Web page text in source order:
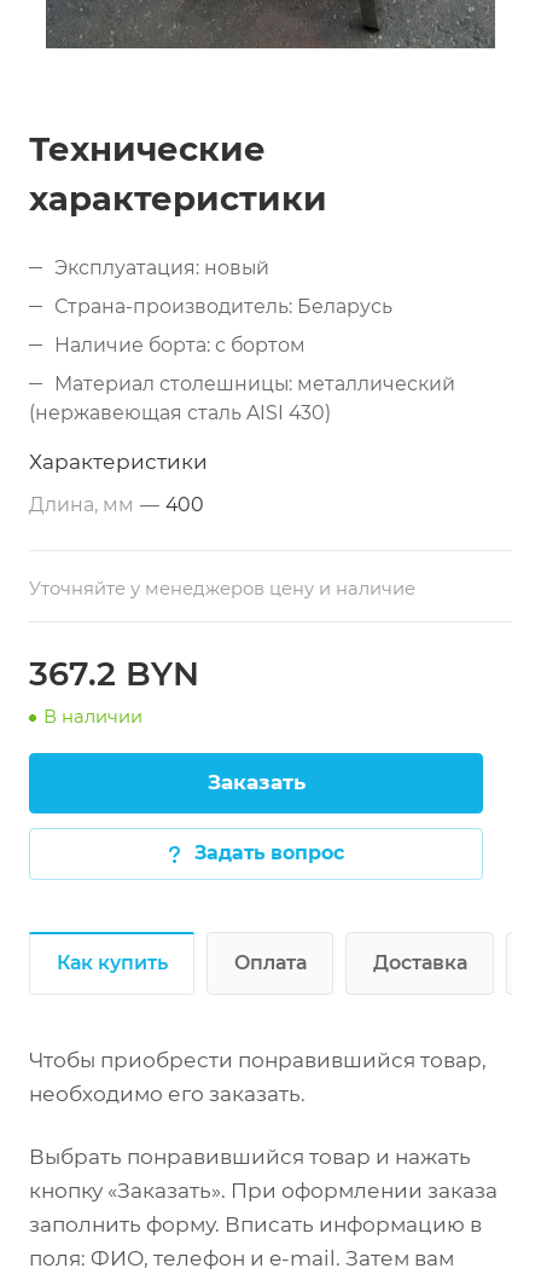
Технические
характеристики
Эксплуатация: новый
Страна-производитель: Беларусь
Наличие борта: с бортом
Материал столешницы: металлический
(нержавеющая сталь AISI 430)
нержавеющей стали
Размеры: 400х800х860 мм
Тип по назначению: разделочный
Каркас: профильная труба 40х40 мм
(нержавеющая сталь)
Толщина столешницы: 1 мм
Характеристики
Длина, мм — 400
Уточняйте у менеджеров цену и наличие
367.2 BYN
В наличии
Заказать
Задать вопрос
Как купить Оплата Доставка
Чтобы приобрести понравившийся товар,
необходимо его заказать.
Выбрать понравившийся товар и нажать
кнопку «Заказать». При оформлении заказа
заполнить форму. Вписать информацию в
поля: ФИО, телефон и e-mail. Затем вам